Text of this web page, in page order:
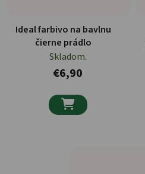
Ideal farbivo na bavlnu
čierne prádlo
Skladom.
€6,90
